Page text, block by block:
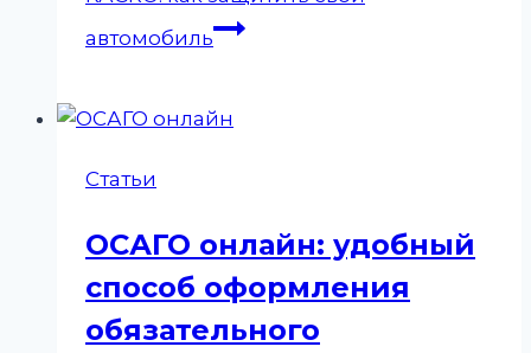
автомобиль
Статьи
ОСАГО онлайн: удобный
способ оформления
обязательного